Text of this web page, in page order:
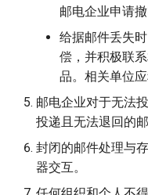
邮电企业申请撤
给据邮件丢失
偿，并积极联
品。相关单位
邮电企业对于无法
投递且无法退回的
封闭的邮件处理与
器交互。